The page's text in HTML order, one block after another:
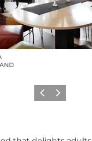
Precedente
Avanti